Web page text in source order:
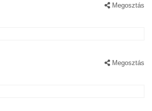
Megosztás
Megosztás